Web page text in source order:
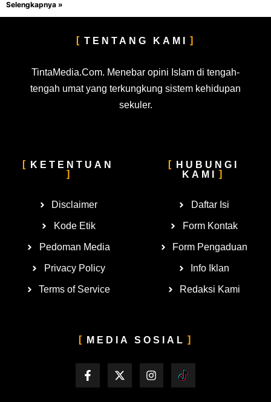
Selengkapnya »
TENTANG KAMI
TintaMedia.Com. Menebar opini Islam di tengah-
tengah umat yang terkungkung sistem kehidupan
sekuler.
KETENTUAN
Disclaimer
Kode Etik
Pedoman Media
Privacy Policy
Terms of Service
HUBUNGI
KAMI
Daftar Isi
Form Kontak
Form Pengaduan
Info Iklan
Redaksi Kami
MEDIA SOSIAL